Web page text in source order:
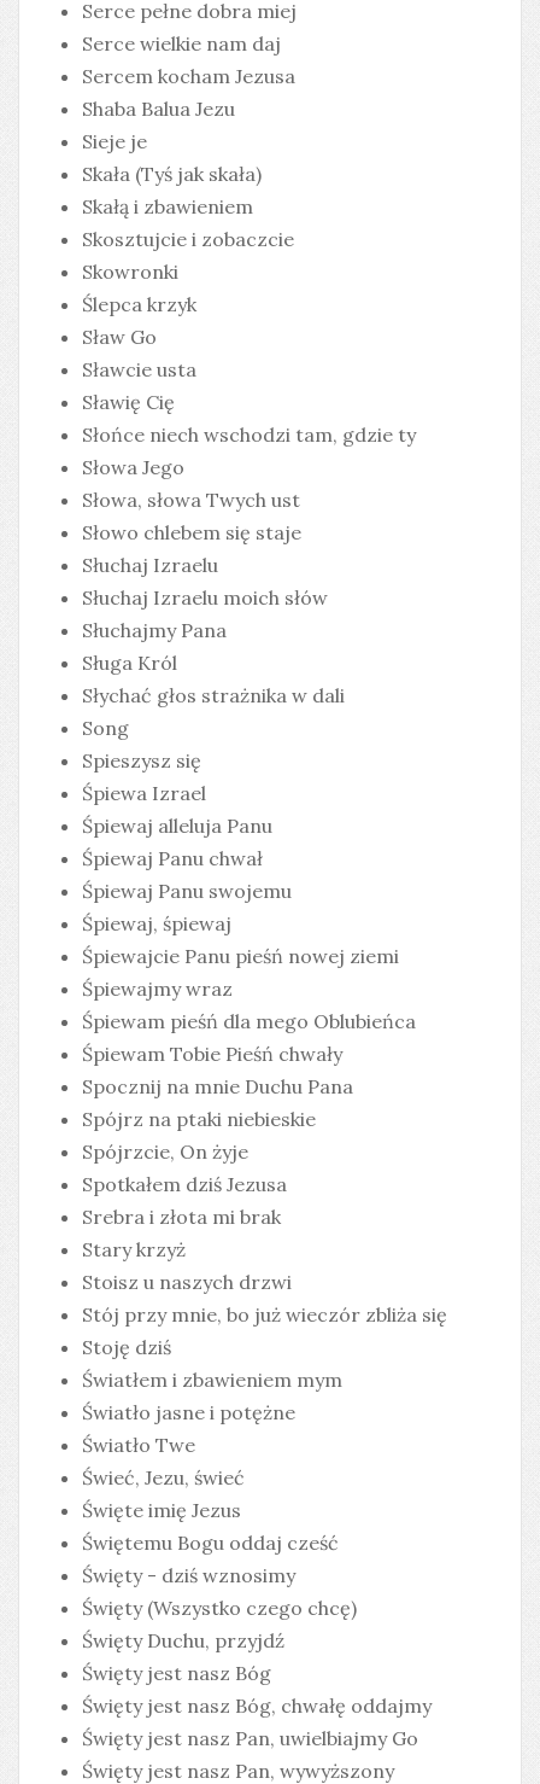
Serce pełne dobra miej
Serce wielkie nam daj
Sercem kocham Jezusa
Shaba Balua Jezu
Sieje je
Skała (Tyś jak skała)
Skałą i zbawieniem
Skosztujcie i zobaczcie
Skowronki
Ślepca krzyk
Sław Go
Sławcie usta
Sławię Cię
Słońce niech wschodzi tam, gdzie ty
Słowa Jego
Słowa, słowa Twych ust
Słowo chlebem się staje
Słuchaj Izraelu
Słuchaj Izraelu moich słów
Słuchajmy Pana
Sługa Król
Słychać głos strażnika w dali
Song
Spieszysz się
Śpiewa Izrael
Śpiewaj alleluja Panu
Śpiewaj Panu chwał
Śpiewaj Panu swojemu
Śpiewaj, śpiewaj
Śpiewajcie Panu pieśń nowej ziemi
Śpiewajmy wraz
Śpiewam pieśń dla mego Oblubieńca
Śpiewam Tobie Pieśń chwały
Spocznij na mnie Duchu Pana
Spójrz na ptaki niebieskie
Spójrzcie, On żyje
Spotkałem dziś Jezusa
Srebra i złota mi brak
Stary krzyż
Stoisz u naszych drzwi
Stój przy mnie, bo już wieczór zbliża się
Stoję dziś
Światłem i zbawieniem mym
Światło jasne i potężne
Światło Twe
Świeć, Jezu, świeć
Święte imię Jezus
Świętemu Bogu oddaj cześć
Święty - dziś wznosimy
Święty (Wszystko czego chcę)
Święty Duchu, przyjdź
Święty jest nasz Bóg
Święty jest nasz Bóg, chwałę oddajmy
Święty jest nasz Pan, uwielbiajmy Go
Święty jest nasz Pan, wywyższony